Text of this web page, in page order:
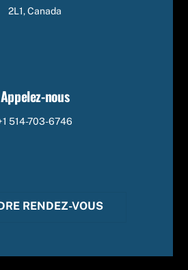
2L1, Canada
Appelez-nous
514-703-6746
RENDEZ-VOUS